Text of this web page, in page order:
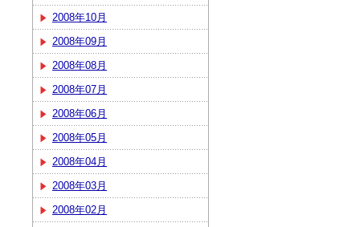
2008年10月
2008年09月
2008年08月
2008年07月
2008年06月
2008年05月
2008年04月
2008年03月
2008年02月